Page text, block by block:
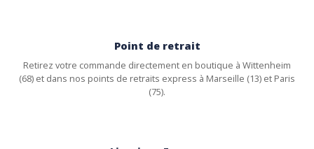
Point de retrait
Retirez votre commande directement en boutique à Wittenheim
(68) et dans nos points de retraits express à Marseille (13) et Paris
(75).